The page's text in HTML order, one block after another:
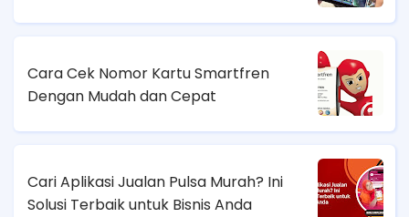
Cara Cek Nomor Kartu Smartfren
Dengan Mudah dan Cepat
Cari Aplikasi Jualan Pulsa Murah? Ini
Solusi Terbaik untuk Bisnis Anda